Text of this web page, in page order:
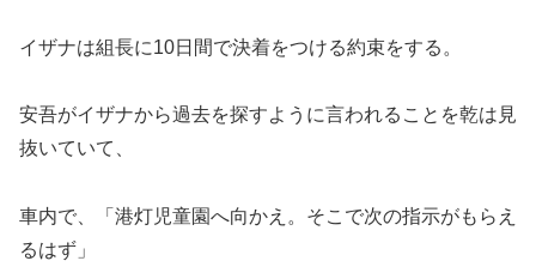
イザナは組長に10日間で決着をつける約束をする。
安吾がイザナから過去を探すように言われることを乾は見
抜いていて、
車内で、「港灯児童園へ向かえ。そこで次の指示がもらえ
るはず」